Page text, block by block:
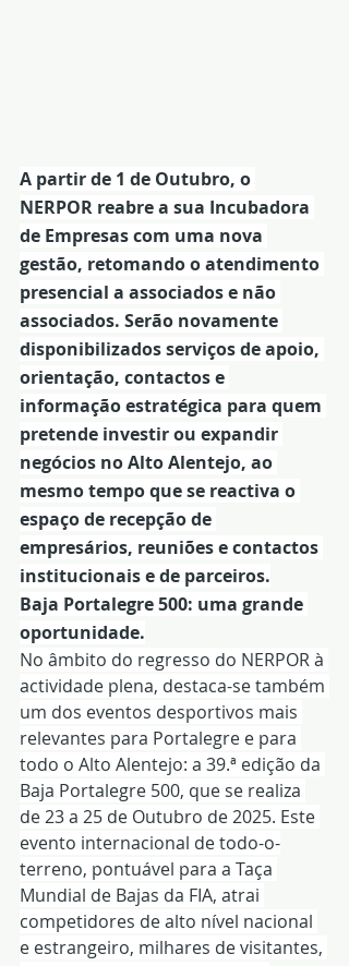
A partir de 1 de Outubro, o
NERPOR reabre a sua Incubadora
de Empresas com uma nova
gestão, retomando o atendimento
presencial a associados e não
associados. Serão novamente
disponibilizados serviços de apoio,
orientação, contactos e
informação estratégica para quem
pretende investir ou expandir
negócios no Alto Alentejo, ao
mesmo tempo que se reactiva o
espaço de recepção de
empresários, reuniões e contactos
institucionais e de parceiros.
Baja Portalegre 500: uma grande
oportunidade.
No âmbito do regresso do NERPOR à
actividade plena, destaca-se também
um dos eventos desportivos mais
relevantes para Portalegre e para
todo o Alto Alentejo: a 39.ª edição da
Baja Portalegre 500, que se realiza
de 23 a 25 de Outubro de 2025. Este
evento internacional de todo-o-
terreno, pontuável para a Taça
Mundial de Bajas da FIA, atrai
competidores de alto nível nacional
e estrangeiro, milhares de visitantes,